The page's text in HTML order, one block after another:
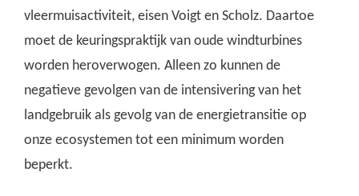
vleermuisactiviteit, eisen Voigt en Scholz. Daartoe
moet de keuringspraktijk van oude windturbines
worden heroverwogen. Alleen zo kunnen de
negatieve gevolgen van de intensivering van het
landgebruik als gevolg van de energietransitie op
onze ecosystemen tot een minimum worden
beperkt.